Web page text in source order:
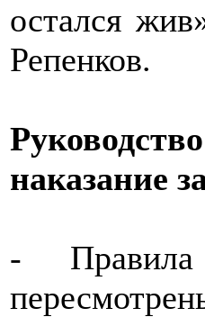
остался
Репенков.
наказание
-